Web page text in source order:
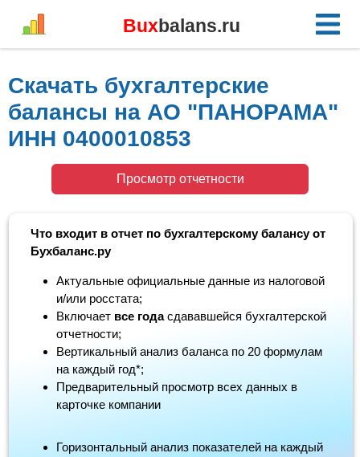
Buxbalans.ru
Скачать бухгалтерские
балансы на АО "ПАНОРАМА"
ИНН 0400010853
Просмотр отчетности
Что входит в отчет по бухгалтерскому балансу от
Бухбаланс.ру
Актуальные официальные данные из налоговой
и/или росстата;
Включает все годасдававшейся бухгалтерской
отчетности;
Вертикальный анализ баланса по 20 формулам
на каждый год*;
Предварительный просмотр всех данных в
карточке компании
Горизонтальный анализ показателей на каждый